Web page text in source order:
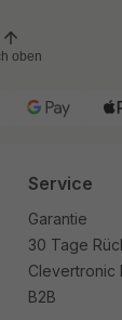
oben
Service
Garantie
30 Tage
Clevertronic
B2B